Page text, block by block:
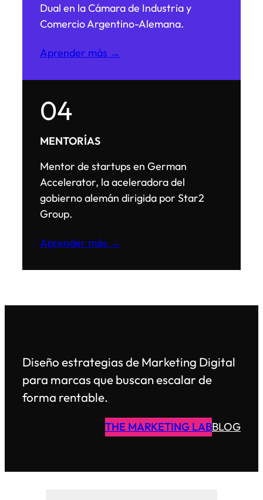
Dual en la Cámara de Industria y
Comercio Argentino-Alemana.
Aprender más →
04
MENTORÍAS
Mentor de startups en German
Accelerator, la aceleradora del
gobierno alemán dirigida por Star2
Group.
Aprender más →
Diseño estrategias de Marketing Digital
para marcas que buscan escalar de
forma rentable.
THE MARKETING LABBLOG